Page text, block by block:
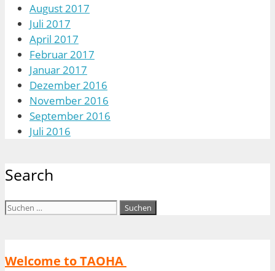
August 2017
Juli 2017
April 2017
Februar 2017
Januar 2017
Dezember 2016
November 2016
September 2016
Juli 2016
Search
Suchen
Welcome to TAOHA